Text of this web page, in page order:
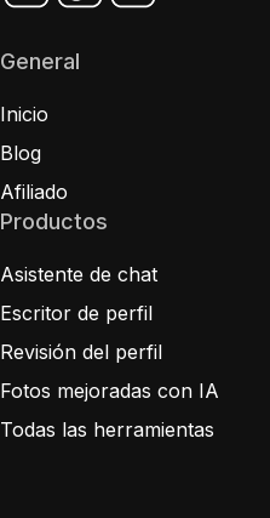
General
Inicio
Blog
Afiliado
Productos
Asistente de chat
Escritor de perfil
Revisión del perfil
Fotos mejoradas con IA
Todas las herramientas